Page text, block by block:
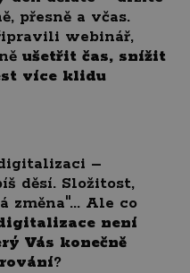
přesně a včas.
webinář,
ušetřit čas, snížit
více klidu
–
děsí. Složitost,
změna"... Ale co
není
Vás konečně
?